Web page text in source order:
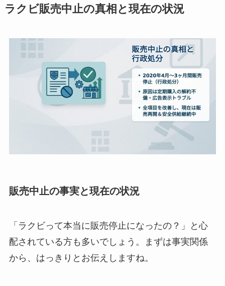
ラクビ販売中止の真相と現在の状況
販売中止の事実と現在の状況
「ラクビって本当に販売停止になったの？」と心
配されている方も多いでしょう。まずは事実関係
から、はっきりとお伝えしますね。